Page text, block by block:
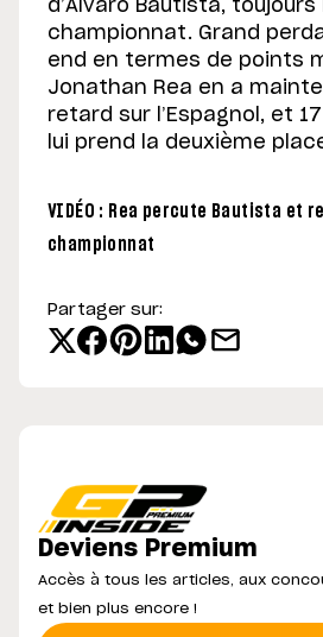
d’Alvaro Bautista, toujours
championnat. Grand
end en termes de points
Jonathan Rea en a
retard sur l’Espagnol, et
lui prend la deuxième
VIDÉO : Rea percute Bautista et
championnat
Partager sur:
Deviens Premium
Accès à tous les articles, aux
et bien plus encore !